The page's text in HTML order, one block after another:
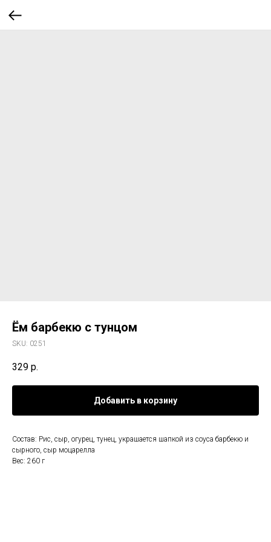
Ём барбекю с тунцом
SKU: 0251
329 р.
Добавить в корзину
Состав: Рис, сыр, огурец, тунец, украшается шапкой из соуса барбекю и
сырного, сыр моцарелла
Вес: 260 г